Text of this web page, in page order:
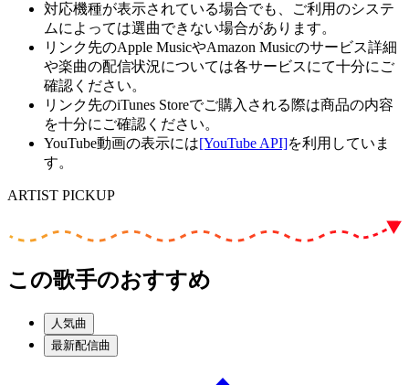
対応機種が表示されている場合でも、ご利用のシステ
ムによっては選曲できない場合があります。
リンク先のApple MusicやAmazon Musicのサービス詳細
や楽曲の配信状況については各サービスにて十分にご
確認ください。
リンク先のiTunes Storeでご購入される際は商品の内容
を十分にご確認ください。
YouTube動画の表示には[YouTube API]を利用していま
す。
ARTIST PICKUP
この歌手のおすすめ
人気曲
最新配信曲